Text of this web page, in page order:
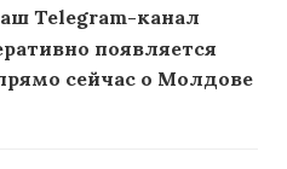
Telegram-канал
появляется
сейчас о Молдове